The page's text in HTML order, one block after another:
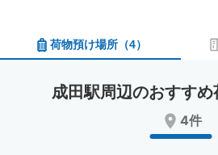
calendar
and
date.
calendar
and
a
date.
荷物預け場所 （4）
成田駅周辺のおすす
4件